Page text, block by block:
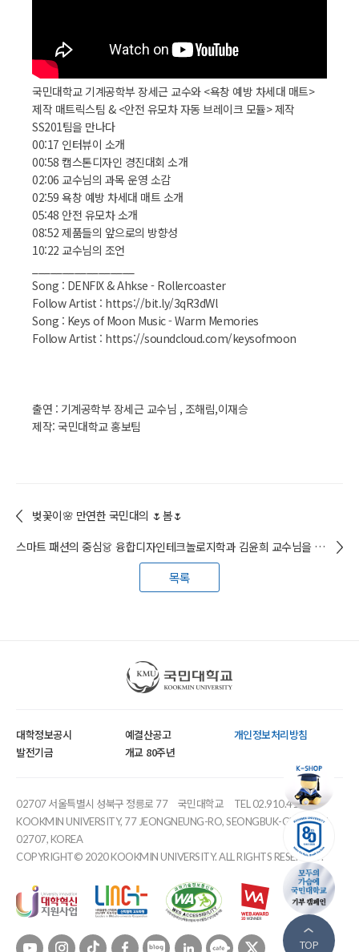
국민대학교 기계공학부 장세근 교수와 <욕창 예방 차세대 매트>
제작 매트릭스팀 & <안전 유모차 자동 브레이크 모듈> 제작
SS201팀을 만나다
00:17 인터뷰이 소개
00:58 캡스톤디자인 경진대회 소개
02:06 교수님의 과목 운영 소감
02:59 욕창 예방 차세대 매트 소개
05:48 안전 유모차 소개
08:52 제품들의 앞으로의 방향성
10:22 교수님의 조언
Song : DENFIX & Ahkse - Rollercoaster
Follow Artist : https://bit.ly/3qR3dWl
Song : Keys of Moon Music - Warm Memories
Follow Artist : https://soundcloud.com/keysofmoon
출연 : 기계공학부 장세근 교수님 , 조해림,이재승
제작: 국민대학교 홍보팀
벚꽃이🌸 만연한 국민대의 🌷봄🌷
스마트 패션의 중심👗 융합디자인테크놀로지학과 김윤희 교수님을 만나다 | 국민대 인터뷰📢
목록
TOP
국민대학교
대학정보공시 예결산공고
개인정보처리방침
발전기금
개교 80주년
02707 서울특별시 성북구 정릉로 77 국민대학교
TEL 02.910.4114
KOOKMIN UNIVERSITY, 77 JEONGNEUNG-RO, SEONGBUK-GU, SEOUL,
02707, KOREA
COPYRIGHT© 2020 KOOKMIN UNIVERSITY. ALL RIGHTS RESERVED.
유튜브 인스타 틱톡 페이스북블로그 링크드인카페 트위터